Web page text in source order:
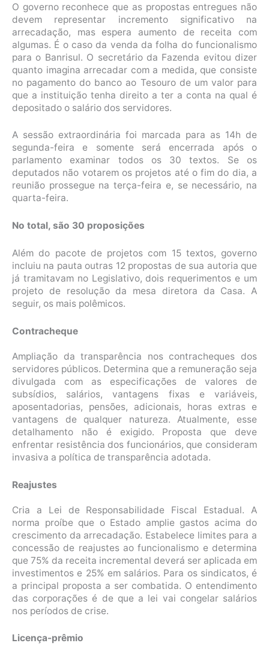
O governo reconhece que as propostas entregues não
devem representar incremento significativo na
arrecadação, mas espera aumento de receita com
algumas. É o caso da venda da folha do funcionalismo
para o Banrisul. O secretário da Fazenda evitou dizer
quanto imagina arrecadar com a medida, que consiste
no pagamento do banco ao Tesouro de um valor para
que a instituição tenha direito a ter a conta na qual é
depositado o salário dos servidores.
A sessão extraordinária foi marcada para as 14h de
segunda-feira e somente será encerrada após o
parlamento examinar todos os 30 textos. Se os
deputados não votarem os projetos até o fim do dia, a
reunião prossegue na terça-feira e, se necessário, na
quarta-feira.
No total, são 30 proposições
Além do pacote de projetos com 15 textos, governo
incluiu na pauta outras 12 propostas de sua autoria que
já tramitavam no Legislativo, dois requerimentos e um
projeto de resolução da mesa diretora da Casa. A
seguir, os mais polêmicos.
Contracheque
Ampliação da transparência nos contracheques dos
servidores públicos. Determina que a remuneração seja
divulgada com as especificações de valores de
subsídios, salários, vantagens fixas e variáveis,
aposentadorias, pensões, adicionais, horas extras e
vantagens de qualquer natureza. Atualmente, esse
detalhamento não é exigido. Proposta que deve
enfrentar resistência dos funcionários, que consideram
invasiva a política de transparência adotada.
Reajustes
Cria a Lei de Responsabilidade Fiscal Estadual. A
norma proíbe que o Estado amplie gastos acima do
crescimento da arrecadação. Estabelece limites para a
concessão de reajustes ao funcionalismo e determina
que 75% da receita incremental deverá ser aplicada em
investimentos e 25% em salários. Para os sindicatos, é
a principal proposta a ser combatida. O entendimento
das corporações é de que a lei vai congelar salários
nos períodos de crise.
Licença-prêmio